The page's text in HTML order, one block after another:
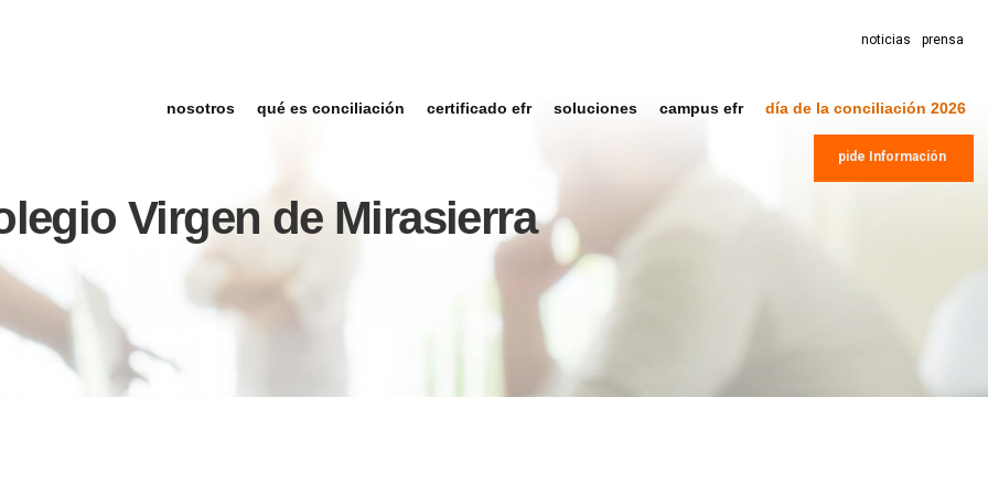
noticias prensa
nosotros qué es conciliación certificado efr soluciones campus efr día de la conciliación 2026
pide Información
Virgen de Mirasierra